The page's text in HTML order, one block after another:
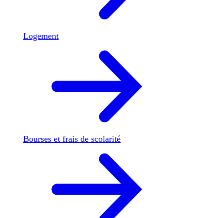
Logement
Bourses et frais de scolarité